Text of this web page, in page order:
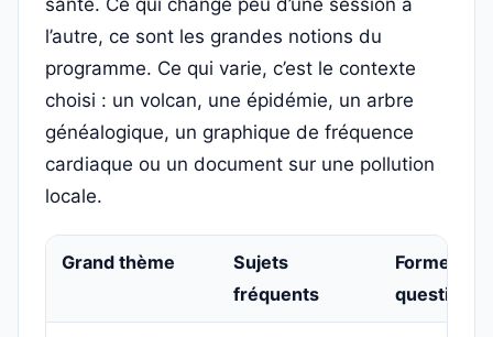
santé. Ce qui change peu d’une session à
l’autre, ce sont les grandes notions du
programme. Ce qui varie, c’est le contexte
choisi : un volcan, une épidémie, un arbre
généalogique, un graphique de fréquence
cardiaque ou un document sur une pollution
locale.
Grand thème
Sujets
fréquents
Formes de
questions